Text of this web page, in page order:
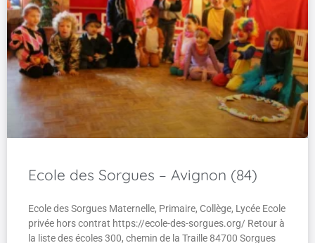
Ecole des Sorgues – Avignon (84)
Ecole des Sorgues Maternelle, Primaire, Collège, Lycée Ecole
privée hors contrat https://ecole-des-sorgues.org/ Retour à
la liste des écoles 300, chemin de la Traille 84700 Sorgues